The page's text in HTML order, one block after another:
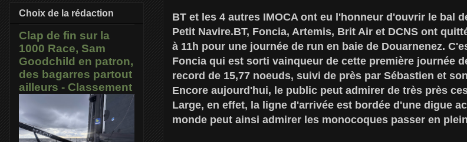
BT et les 4 autres IMOCA ont eu l'honneur d'ouvrir le bal
Petit Navire.BT, Foncia, Artemis, Brit Air et DCNS ont
à 11h pour une journée de run en baie de Douarnenez.
Foncia qui est sorti vainqueur de cette première journée
record de 15,77 noeuds, suivi de près par Sébastien et
Encore aujourd'hui, le public peut admirer de très près
Large, en effet, la ligne d'arrivée est bordée d'une digue
monde peut ainsi admirer les monocoques passer en
Choix de la rédaction
Clap de fin sur la
1000 Race, Sam
Goodchild en patron,
des bagarres partout
ailleurs - Classement